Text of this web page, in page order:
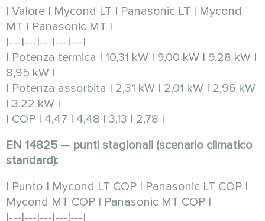
| Valore | Mycond LT | Panasonic LT | Mycond
MT | Panasonic MT |
|---|---|---|---|---|
| Potenza termica | 10,31 kW | 9,00 kW | 9,28 kW |
8,95 kW |
| Potenza assorbita | 2,31 kW | 2,01 kW | 2,96 kW
| 3,22 kW |
| COP | 4,47 | 4,48 | 3,13 | 2,78 |
EN 14825 — punti stagionali (scenario climatico
standard):
| Punto | Mycond LT COP | Panasonic LT COP |
Mycond MT COP | Panasonic MT COP |
|---|---|---|---|---|